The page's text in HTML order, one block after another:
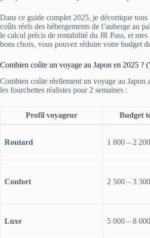
Dans ce guide complet 2025, je décortique
coûts réels des hébergements de l’auberge au
le calcul précis de rentabilité du JR Pass, et
bons choix, vous pouvez réduire votre budget
Combien coûte un voyage au Japon en 2025 ?
Combien coûte réellement un voyage au
les fourchettes réalistes pour 2 semaines :
Profil voyageur Budget
Routard 1 800 – 2
Confort 2 500 – 3
Luxe 5 000 – 8